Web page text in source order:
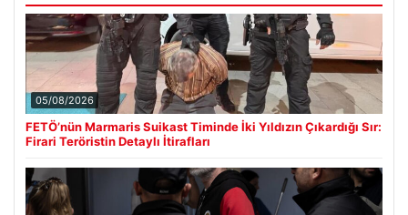
05/08/2026
FETÖ’nün Marmaris Suikast Timinde İki Yıldızın Çıkardığı Sır:
Firari Teröristin Detaylı İtirafları